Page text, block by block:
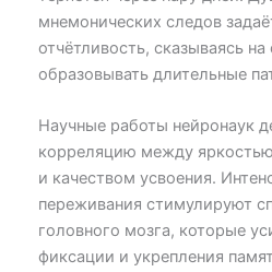
мнемонических следов
отчётливость, сказываясь
образовывать длительные
Научные работы нейронаук
корреляцию между
и качеством усвоения.
переживания стимулируют
головного мозга, которые
фиксации и укрепления